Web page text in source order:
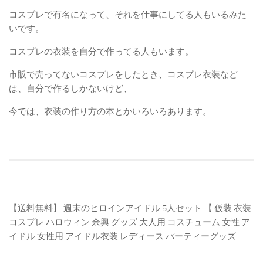
コスプレで有名になって、それを仕事にしてる人もいるみた
いです。
コスプレの衣装を自分で作ってる人もいます。
市販で売ってないコスプレをしたとき、コスプレ衣装など
は、自分で作るしかないけど、
今では、衣装の作り方の本とかいろいろあります。
【送料無料】 週末のヒロインアイドル 5人セット 【 仮装 衣装
コスプレ ハロウィン 余興 グッズ 大人用 コスチューム 女性 ア
イドル 女性用 アイドル衣装 レディース パーティーグッズ